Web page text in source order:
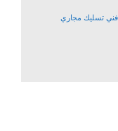
فني تسليك مجاري